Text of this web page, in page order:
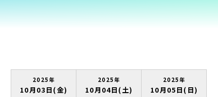
2025年
10月03日(金)
2025年
10月04日(土)
2025年
10月05日(日)